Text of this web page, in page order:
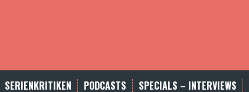
SERIENKRITIKEN PODCASTS SPECIALS – INTERVIEWS